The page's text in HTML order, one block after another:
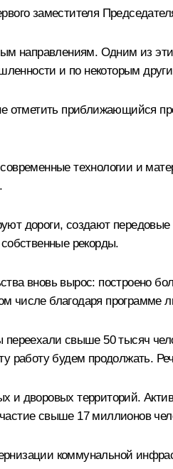
заместителя
направлениям. Одним из
и по некоторым
отметить приближающийся
технологии и
дороги, создают
рекорды.
вновь вырос: построено
благодаря программе
свыше 50 тысяч
работу будем продолжать.
и дворовых территорий.
свыше 17 миллионов
коммунальной